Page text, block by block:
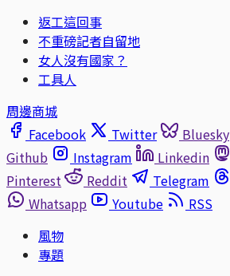
返工這回事
不重磅記者自留地
女人沒有國家？
工具人
周邊商城
Facebook
Twitter Bluesky
Github
Instagram Linkedin
Pinterest
Reddit Telegram
Whatsapp
Youtube
RSS
風物
專題